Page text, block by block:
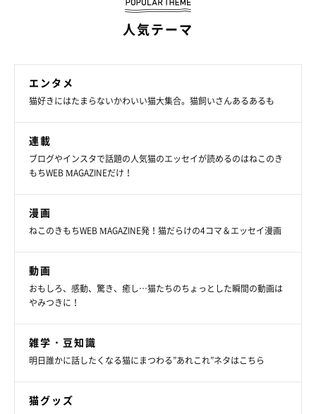
人気テーマ
エンタメ
猫好きにはたまらないかわいい猫大集合。猫飼いさんあるあるも
連載
ブログやインスタで話題の人気猫のエッセイが読めるのはねこのき
もちWEB MAGAZINEだけ！
漫画
ねこのきもちWEB MAGAZINE発！猫だらけの4コマ＆エッセイ漫画
動画
おもしろ、感動、驚き、癒し…猫たちのちょっとした瞬間の動画は
やみつきに！
雑学・豆知識
明日誰かに話したくなる猫にまつわる”あれこれ”ネタはこちら
猫グッズ